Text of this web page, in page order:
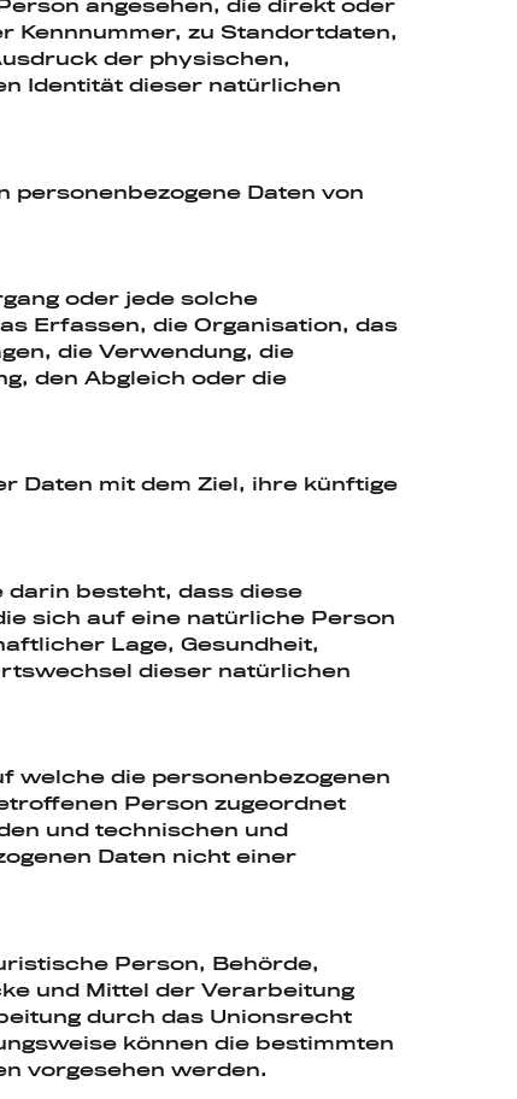
angesehen, die direkt oder
Kennnummer, zu Standortdaten,
der physischen,
Identität dieser natürlichen
Daten von
oder jede solche
Erfassen, die Organisation, das
die Verwendung, die
den Abgleich oder die
Daten mit dem Ziel, ihre künftige
darin besteht, dass diese
sich auf eine natürliche Person
Lage, Gesundheit,
dieser natürlichen
welche die personenbezogenen
Person zugeordnet
und technischen und
Daten nicht einer
Person, Behörde,
und Mittel der Verarbeitung
durch das Unionsrecht
können die bestimmten
vorgesehen werden.